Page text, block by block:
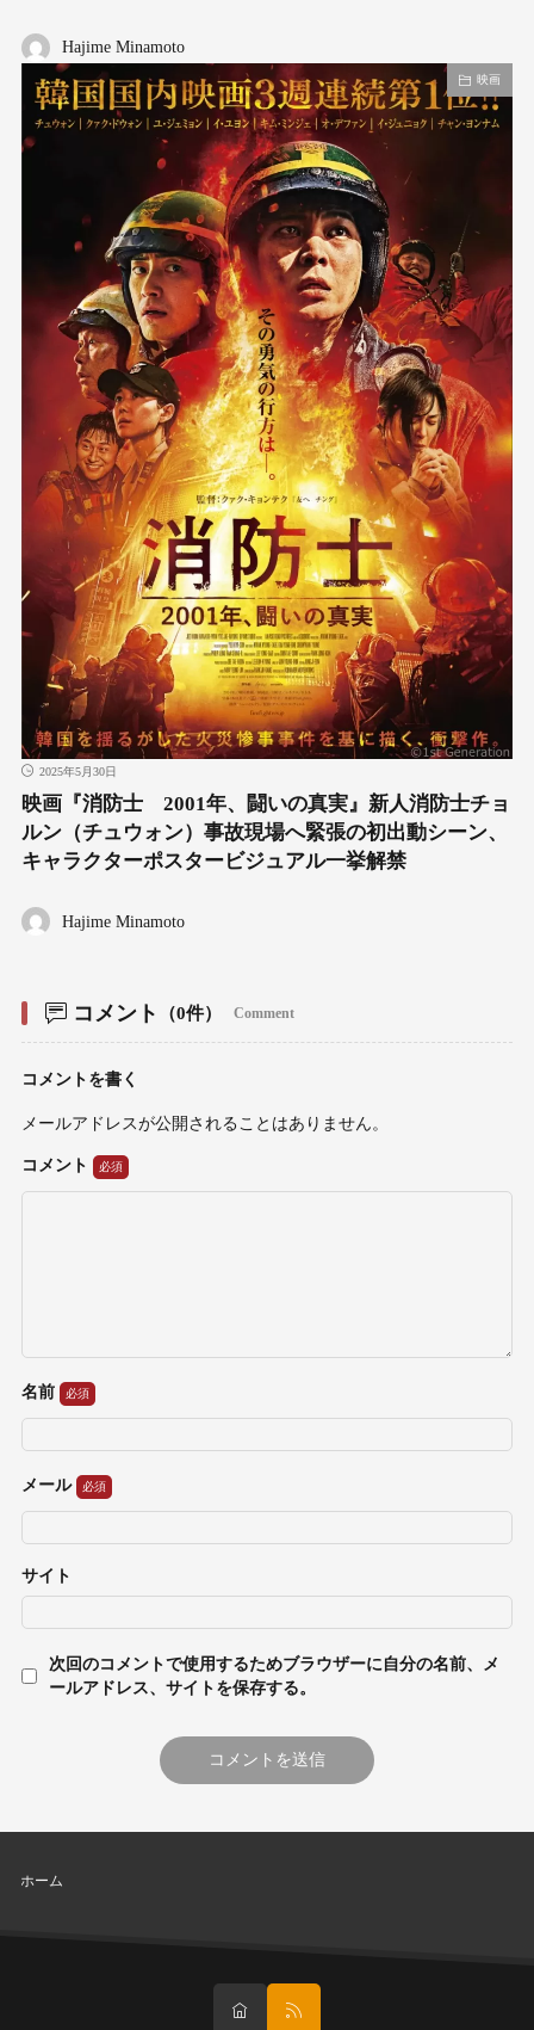
Hajime Minamoto
映画
2025年5月30日
映画『消防士 2001年、闘いの真実』新人消防士チョ
ルン（チュウォン）事故現場へ緊張の初出動シーン、
キャラクターポスタービジュアル一挙解禁
Hajime Minamoto
コメント （0件） Comment
コメントを書く
メールアドレスが公開されることはありません。
コメント
名前
メール
サイト
次回のコメントで使用するためブラウザーに自分の名前、メ
ールアドレス、サイトを保存する。
ホーム